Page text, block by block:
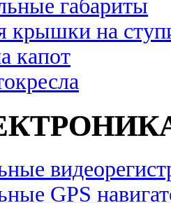
габариты
крышки на
капот
GPS